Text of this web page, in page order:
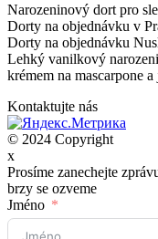
Narozeninový dort pro
Dorty na objednávku v
Dorty na objednávku
Lehký vanilkový
krémem na mascarpone
Kontaktujte nás
© 2024 Copyright
x
Prosíme zanechejte
brzy se ozveme
Jméno